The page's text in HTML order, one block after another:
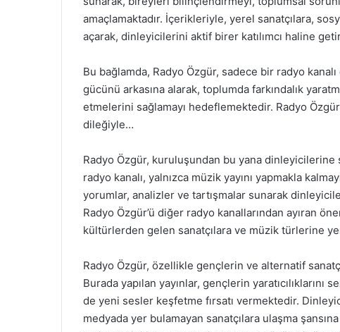
amaçlamaktadır. İçerikleriyle, yerel sanatçılara,
açarak, dinleyicilerini aktif birer katılımcı haline
Bu bağlamda, Radyo Özgür, sadece bir radyo
gücünü arkasına alarak, toplumda farkındalık
etmelerini sağlamayı hedeflemektedir. Radyo
dileğiyle…
Radyo Özgür, kuruluşundan bu yana
radyo kanalı, yalnızca müzik yayını yapmakla
yorumlar, analizler ve tartışmalar sunarak
Radyo Özgür’ü diğer radyo kanallarından ayıran
kültürlerden gelen sanatçılara ve müzik türlerine
Radyo Özgür, özellikle gençlerin ve alternatif
Burada yapılan yayınlar, gençlerin
de yeni sesler keşfetme fırsatı vermektedir.
medyada yer bulamayan sanatçılara ulaşma